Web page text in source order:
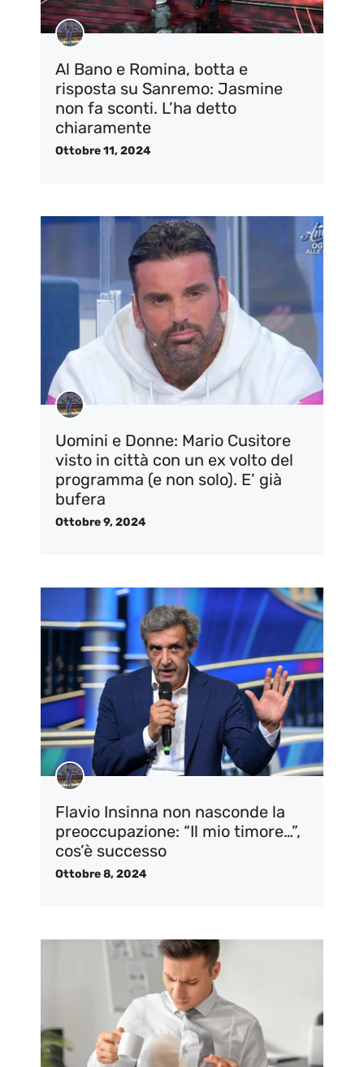
Al Bano e Romina, botta e
risposta su Sanremo: Jasmine
non fa sconti. L’ha detto
chiaramente
Ottobre 11, 2024
Uomini e Donne: Mario Cusitore
visto in città con un ex volto del
programma (e non solo). E’ già
bufera
Ottobre 9, 2024
Flavio Insinna non nasconde la
preoccupazione: “Il mio timore…”,
cos’è successo
Ottobre 8, 2024